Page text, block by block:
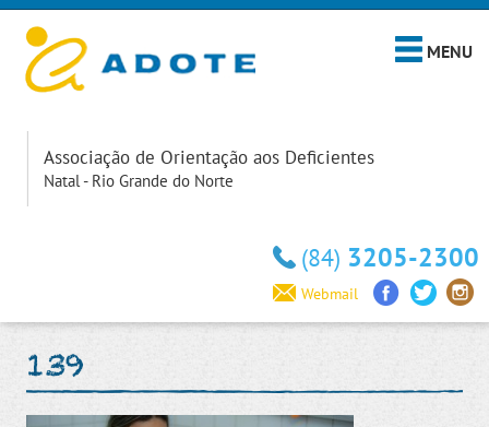
MENU
Associação de Orientação aos Deficientes
Natal - Rio Grande do Norte
(84) 3205-2300
Webmail
139